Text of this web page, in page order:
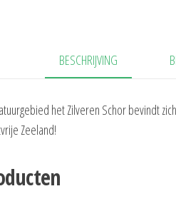
BESCHRIJVING
het Zilveren Schor bevindt
Zeeland!